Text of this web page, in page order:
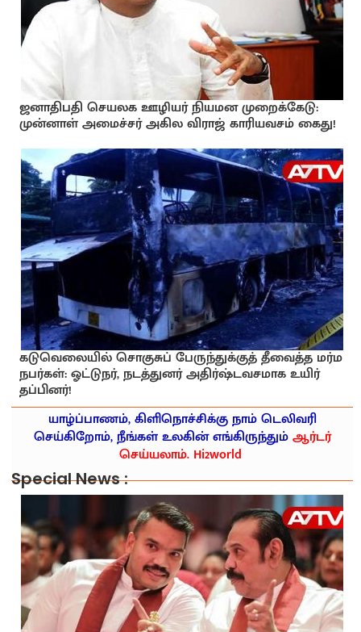
ஜனாதிபதி செயலக ஊழியர் நியமன முறைக்கேடு:
முன்னாள் அமைச்சர் அகில விராஜ் காரியவசம் கைது!
கடுவெலையில் சொகுசுப் பேருந்துக்குத் தீவைத்த மர்ம
நபர்கள்: ஓட்டுநர், நடத்துனர் அதிர்ஷ்டவசமாக உயிர்
தப்பினர்!
யாழ்ப்பாணம், கிளிநொச்சிக்கு நாம் டெலிவரி
செய்கிறோம், நீங்கள் உலகின் எங்கிருந்தும்ஆர்டர்
செய்யலாம். Hi2world
Special News :